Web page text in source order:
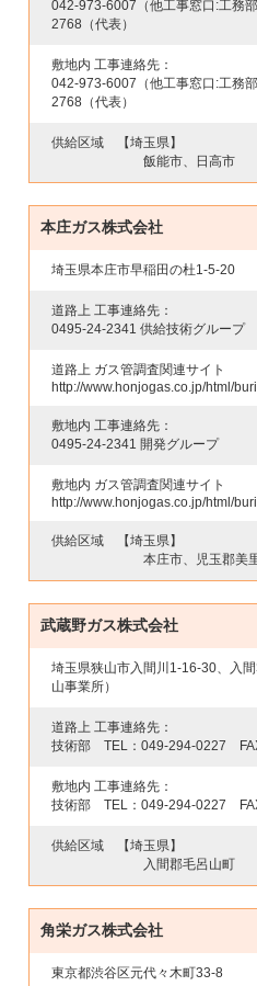
042-973-6007 （他工事窓口:工
2768 （代表）
敷地内 工事連絡先：
042-973-6007 （他工事窓口:工
2768 （代表）
供給区域
【埼玉県】
飯能市、日高市
本庄ガス株式会社
埼玉県本庄市早稲田の杜1-5-20
道路上 工事連絡先：
0495-24-2341 供給技術グループ
道路上 ガス管調査関連サイト
http://www.honjogas.co.jp/html/
敷地内 工事連絡先：
0495-24-2341 開発グループ
敷地内 ガス管調査関連サイト
http://www.honjogas.co.jp/html/
供給区域
【埼玉県】
本庄市、児玉郡美
武蔵野ガス株式会社
埼玉県狭山市入間川1-16-30、入
山事業所）
道路上 工事連絡先：
技術部 TEL：049-294-0227
敷地内 工事連絡先：
技術部 TEL：049-294-0227
供給区域
【埼玉県】
入間郡毛呂山町
角栄ガス株式会社
東京都渋谷区元代々木町33-8